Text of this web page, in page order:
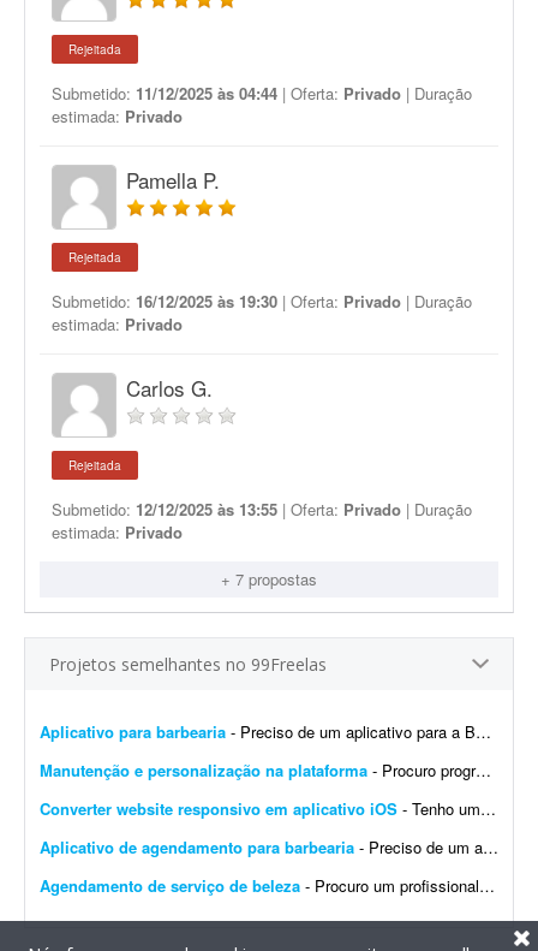
Rejeitada
Submetido: 11/12/2025 às 04:44 | Oferta: Privado | Duração
estimada: Privado
Pamella P.
Rejeitada
Submetido: 16/12/2025 às 19:30 | Oferta: Privado | Duração
estimada: Privado
Carlos G.
Rejeitada
Submetido: 12/12/2025 às 13:55 | Oferta: Privado | Duração
estimada: Privado
+ 7 propostas
Projetos semelhantes no 99Freelas
Aplicativo para barbearia - Preciso de um aplicativo para a Barbearia Santana. O aplicativo deve permitir que os clientes escolham o serviço, vejam os horários disponíveis, façam agendamento onlin...
Manutenção e personalização na plataforma - Procuro programador com experiência comprovada na plataforma GPSWOX. O trabalho consiste em realizar manutenção, correções, personalizações e atualiz...
Converter website responsivo em aplicativo iOS - Tenho um website responsivo e preciso transformá-lo em um aplicativo para iPhone, para poder publicá-lo na App Store.
Aplicativo de agendamento para barbearia - Preciso de um aplicativo para gerenciar e agendar horários na minha barbearia. Já tenho um site, mas desejo um aplicativo específico para agendamentos.
Agendamento de serviço de beleza - Procuro um profissional que desenvolva um app para agendamento online que permite pagamento direto pelo app. Mais detalhes após a assinatura da NDA.